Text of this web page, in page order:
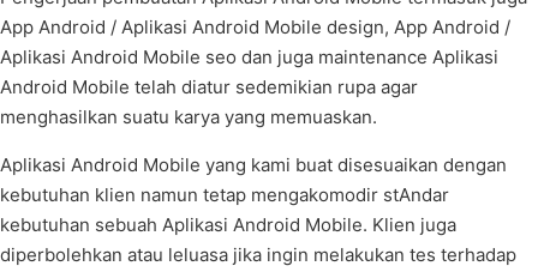
App Android / Aplikasi Android Mobile design, App Android /
Aplikasi Android Mobile seo dan juga maintenance Aplikasi
Android Mobile telah diatur sedemikian rupa agar
menghasilkan suatu karya yang memuaskan.
Aplikasi Android Mobile yang kami buat disesuaikan dengan
kebutuhan klien namun tetap mengakomodir stAndar
kebutuhan sebuah Aplikasi Android Mobile. Klien juga
diperbolehkan atau leluasa jika ingin melakukan tes terhadap